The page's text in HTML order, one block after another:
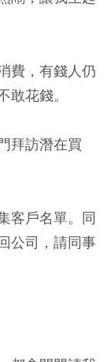
費，有錢人仍
花錢。
拜訪潛在買
客戶名單。同
公司，請同事